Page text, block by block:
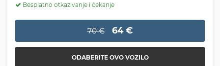
Besplatno otkazivanje i čekanje
70 € 64 €
ODABERITE OVO VOZILO